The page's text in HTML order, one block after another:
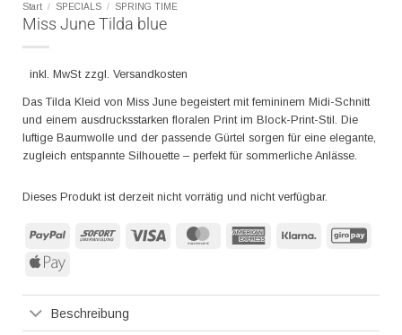
Start / SPECIALS / SPRING TIME
Miss June Tilda blue
inkl. MwSt zzgl. Versandkosten
Das Tilda Kleid von Miss June begeistert mit femininem Midi-Schnitt
und einem ausdrucksstarken floralen Print im Block-Print-Stil. Die
luftige Baumwolle und der passende Gürtel sorgen für eine elegante,
zugleich entspannte Silhouette – perfekt für sommerliche Anlässe.
Dieses Produkt ist derzeit nicht vorrätig und nicht verfügbar.
PayPal Sofort MasterCard American
Klarna
Apple
Beschreibung